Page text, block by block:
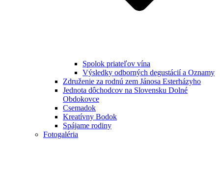
Spolok priateľov vína
Výsledky odborných degustácií a Oznamy
Združenie za rodnú zem Jánosa Esterházyho
Jednota dôchodcov na Slovensku Dolné
Obdokovce
Csemadok
Kreatívny Bodok
Spájame rodiny
Fotogaléria